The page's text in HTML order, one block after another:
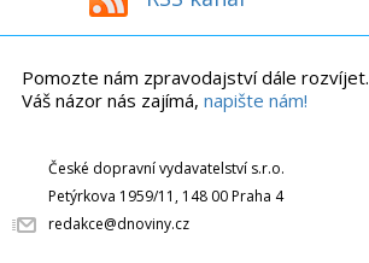
Pomozte nám zpravodajství dále rozvíjet.
Váš názor nás zajímá, napište nám!
České dopravní vydavatelství s.r.o.
Petýrkova 1959/11, 148 00 Praha 4
redakce@dnoviny.cz